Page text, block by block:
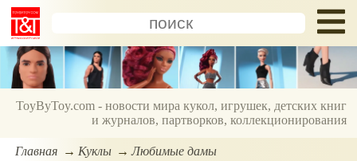
ToyByToy.com - новости мира кукол, игрушек, детских книг
и журналов, партворков, коллекционирования
Главная Куклы
Любимые дамы